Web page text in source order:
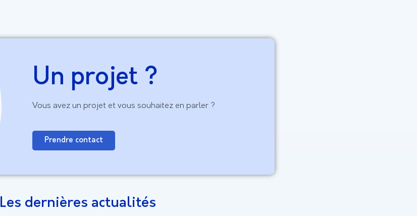
Un projet ?
Vous avez un projet et vous souhaitez en parler ?
Prendre contact
Les dernières actualités